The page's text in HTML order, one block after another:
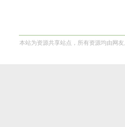
本站为资源共享站点，所有资源均由网